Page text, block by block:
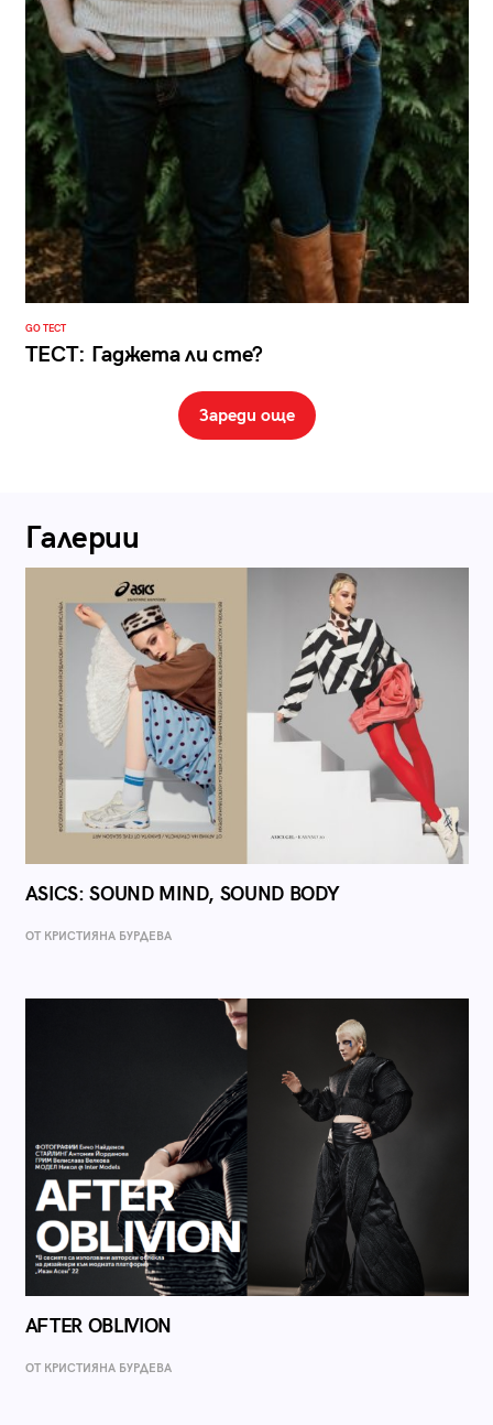
GO ТЕСТ
ТЕСТ: Гаджета ли сте?
Зареди още
Галерии
ASICS: SOUND MIND, SOUND BODY
ОТ КРИСТИЯНА БУРДЕВА
AFTER OBLIVION
ОТ КРИСТИЯНА БУРДЕВА